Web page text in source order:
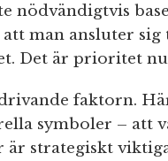
nödvändigtvis
man ansluter sig
Det är prioritet
faktorn.
symboler – att
är strategiskt